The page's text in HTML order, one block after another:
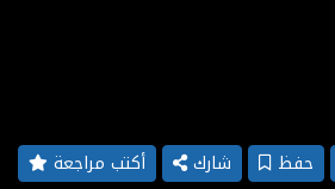
أكتب مراجعة شارك حفظ